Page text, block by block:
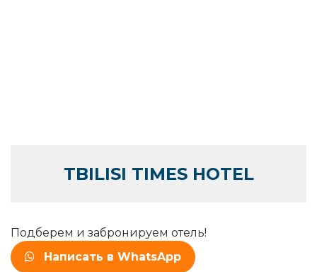
TBILISI TIMES HOTEL
Подберем и забронируем отель!
Написать в WhatsApp